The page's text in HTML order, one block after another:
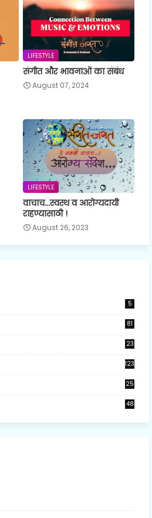
LIFESTYLE
संगीत और भावनाओं का संबंध
August 07, 2024
LIFESTYLE
वाचाच...स्वस्थ व आरोग्यदायी
राहण्यासाठी !
August 26, 2023
5
81
23
123
25
48